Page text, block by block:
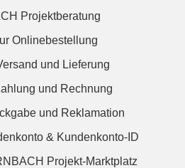
Projektberatung
Onlinebestellung
und Lieferung
und Rechnung
und Reklamation
& Kundenkonto-ID
Projekt-Marktplatz